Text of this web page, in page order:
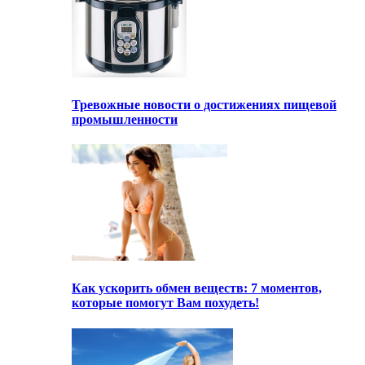
Тревожные новости о достижениях пищевой
промышленности
Как ускорить обмен веществ: 7 моментов,
которые помогут Вам похудеть!